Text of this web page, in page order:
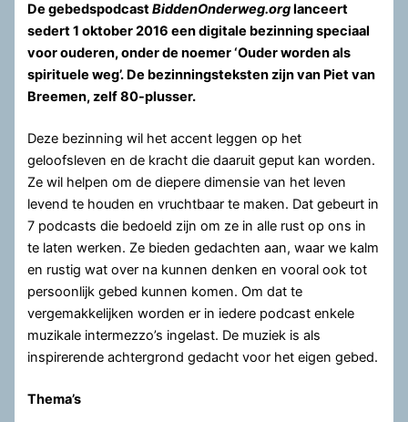
De gebedspodcastBiddenOnderweg.org lanceert
sedert 1 oktober 2016 een digitale bezinning speciaal
voor ouderen, onder de noemer ‘Ouder worden als
spirituele weg’. De bezinningsteksten zijn van Piet van
Breemen, zelf 80-plusser.
Deze bezinning wil het accent leggen op het
geloofsleven en de kracht die daaruit geput kan worden.
Ze wil helpen om de diepere dimensie van het leven
levend te houden en vruchtbaar te maken. Dat gebeurt in
7 podcasts die bedoeld zijn om ze in alle rust op ons in
te laten werken. Ze bieden gedachten aan, waar we kalm
en rustig wat over na kunnen denken en vooral ook tot
persoonlijk gebed kunnen komen. Om dat te
vergemakkelijken worden er in iedere podcast enkele
muzikale intermezzo’s ingelast. De muziek is als
inspirerende achtergrond gedacht voor het eigen gebed.
Thema’s